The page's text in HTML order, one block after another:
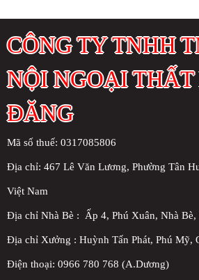
CÔNG TY TNHH
NỘI NGOẠI
ĐĂNG
Mã số thuế: 0317085806
Địa chỉ: 467 Lê Văn Lương, Phường Tân
Việt Nam
Địa chỉ Nhà Bè : Ấp 4, Phú Xuân, Nhà
Địa chỉ Xưởng : Huỳnh Tấn Phát, Phú Mỹ,
Điện thoại: 0966 780 768 (A.Dương)